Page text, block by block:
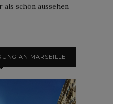
schön aussehen
AN MARSEILLE